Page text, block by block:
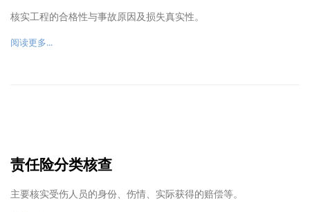
核实工程的合格性与事故原因及损失真实性。
阅读更多...
责任险分类核查
主要核实受伤人员的身份、伤情、实际获得的赔偿等。